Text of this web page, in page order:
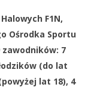
F1N,
Ośrodka Sportu
zawodników: 7
(do lat
lat 18), 4